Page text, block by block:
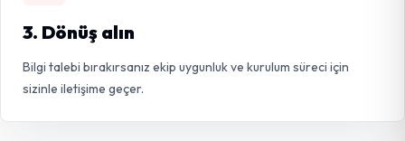
3. Dönüş alın
Bilgi talebi bırakırsanız ekip uygunluk ve kurulum süreci için
sizinle iletişime geçer.